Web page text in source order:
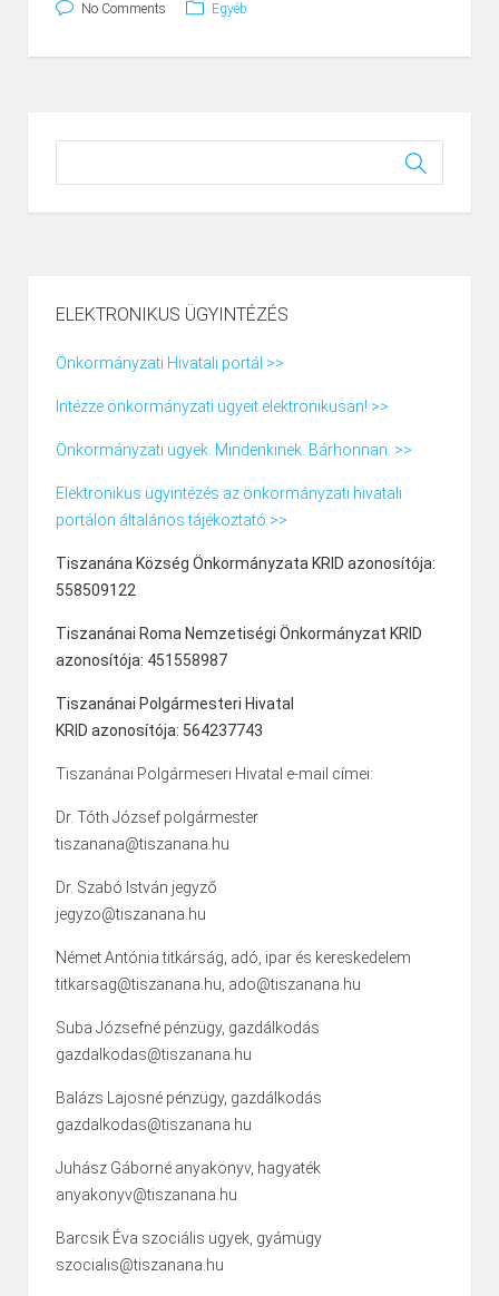
No Comments Egyéb
ELEKTRONIKUS ÜGYINTÉZÉS
Önkormányzati Hivatali portál >>
Intézze önkormányzati ügyeit elektronikusan! >>
Önkormányzati ügyek. Mindenkinek. Bárhonnan. >>
Elektronikus ügyintézés az önkormányzati hivatali
portálon általános tájékoztató >>
Tiszanána Község Önkormányzata KRID azonosítója:
558509122
Tiszanánai Roma Nemzetiségi Önkormányzat KRID
azonosítója: 451558987
Tiszanánai Polgármesteri Hivatal
KRID azonosítója: 564237743
Tiszanánai Polgármeseri Hivatal e-mail címei:
Dr. Tóth József polgármester
tiszanana@tiszanana.hu
Dr. Szabó István jegyző
jegyzo@tiszanana.hu
Német Antónia titkárság, adó, ipar és kereskedelem
titkarsag@tiszanana.hu, ado@tiszanana.hu
Suba Józsefné pénzügy, gazdálkodás
gazdalkodas@tiszanana.hu
Balázs Lajosné pénzügy, gazdálkodás
gazdalkodas@tiszanana.hu
Juhász Gáborné anyakönyv, hagyaték
anyakonyv@tiszanana.hu
Barcsik Éva szociális ügyek, gyámügy
szocialis@tiszanana.hu